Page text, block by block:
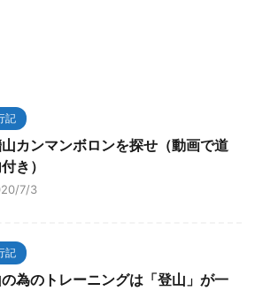
記
カンマンボロンを探せ（動画で道
き）
7/3
記
為のトレーニングは「登山」が一